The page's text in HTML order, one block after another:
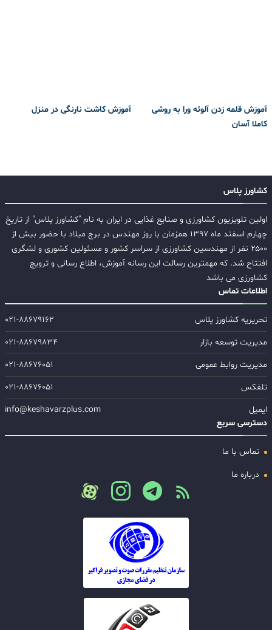
آموزش قلمه زدن آلوئه ورا به روشی
کاملا آسان
آموزش کاشت نارنگی در منزل
کشاورز پلاس
اولین تلویزیون کشاورزی و صنایع غذایی در ایران به نام "کشاورز پلاس" از تاریخ
چهارم اسفند ماه ۱۳۹۷ همزمان با روز مهندس در برج میلاد با حضور بیش از
۲۵۰۰ نفر از مهندسین کشاورزی از سراسر کشور و مسئولین کشوری و لشگری
افتتاح شد. که مهمترین رسالت این رسانه آموزش، اطلاع رسانی و ترویج
کشاورزی می باشد
اطلاعات تماس
تحریریه کشاورز پلاس
۰۲۱-۸۸۶۷۹۱۶۲
مدیریت توسعه بازار
۰۲۱-۸۸۶۷۹۸۳۴
مدیریت روابط عمومی
۰۲۱-۸۸۶۷۶۰۵۱
تلفکس
۰۲۱-۸۸۶۷۶۰۵۱
ایمیل
info@keshavarzplus.com
دسترسی سریع
تماس با ما
درباره ما